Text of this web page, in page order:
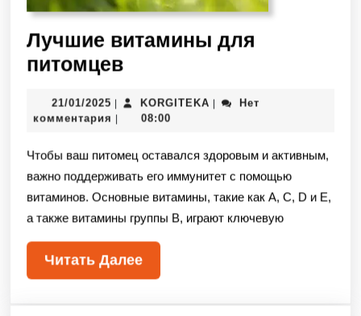
Лучшие витамины для
питомцев
21/01/2025 | KORGITEKA |
Нет
комментария | 08:00
Чтобы ваш питомец оставался здоровым и активным,
важно поддерживать его иммунитет с помощью
витаминов. Основные витамины, такие как A, C, D и E,
а также витамины группы B, играют ключевую
Читать Далее